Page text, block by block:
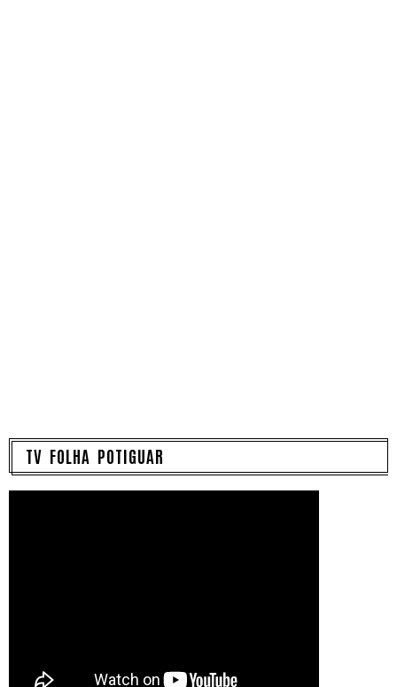
TV FOLHA POTIGUAR